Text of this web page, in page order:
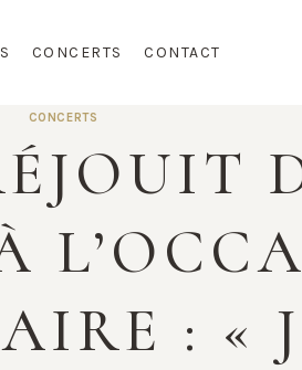
CONCERTS CONTACT
CONCERTS
: «